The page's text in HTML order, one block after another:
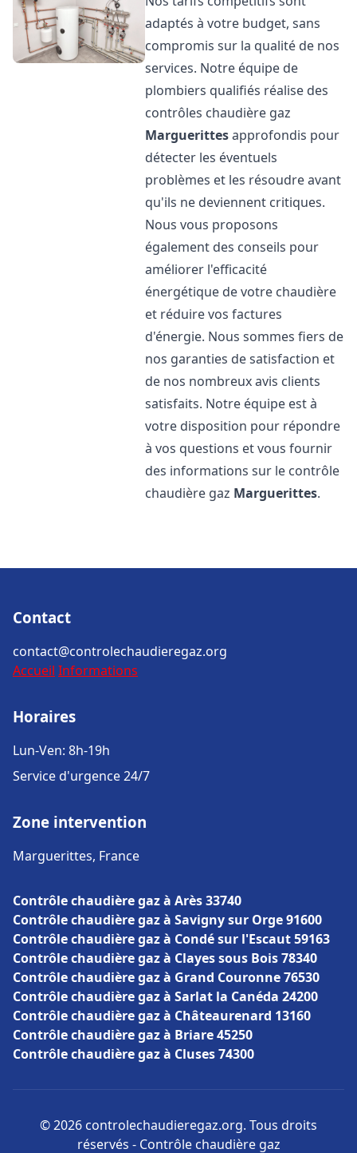
adaptés à votre budget, sans
compromis sur la qualité de nos
services. Notre équipe de
plombiers qualifiés réalise des
contrôles chaudière gaz
Marguerittesapprofondis pour
détecter les éventuels
problèmes et les résoudre avant
qu'ils ne deviennent critiques.
Nous vous proposons
également des conseils pour
améliorer l'efficacité
énergétique de votre chaudière
et réduire vos factures
d'énergie. Nous sommes fiers de
nos garanties de satisfaction et
de nos nombreux avis clients
satisfaits. Notre équipe est à
votre disposition pour répondre
à vos questions et vous fournir
des informations sur le contrôle
chaudière gaz Marguerittes.
Contact
contact@controlechaudieregaz.org
Accueil Informations
Horaires
Lun-Ven: 8h-19h
Service d'urgence 24/7
Zone intervention
Marguerittes, France
Contrôle chaudière gaz à Arès 33740
Contrôle chaudière gaz à Savigny sur Orge 91600
Contrôle chaudière gaz à Condé sur l'Escaut 59163
Contrôle chaudière gaz à Clayes sous Bois 78340
Contrôle chaudière gaz à Grand Couronne 76530
Contrôle chaudière gaz à Sarlat la Canéda 24200
Contrôle chaudière gaz à Châteaurenard 13160
Contrôle chaudière gaz à Briare 45250
Contrôle chaudière gaz à Cluses 74300
© 2026 controlechaudieregaz.org. Tous droits
réservés - Contrôle chaudière gaz